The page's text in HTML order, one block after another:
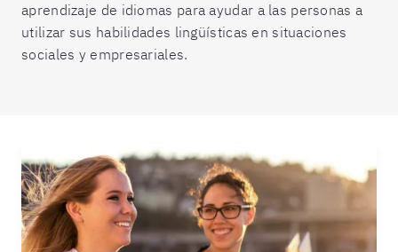
aprendizaje de idiomas para ayudar a las personas a
utilizar sus habilidades lingüísticas en situaciones
sociales y empresariales.